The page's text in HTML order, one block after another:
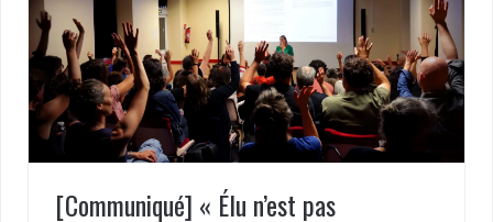
[Communiqué] « Élu n’est pas